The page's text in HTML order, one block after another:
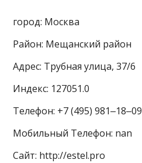
город: Москва
Район: Мещанский район
Адрес: Трубная улица, 37/6
Индекс: 127051.0
Телефон: +7 (495) 981‒18‒09
Мобильный Телефон: nan
Сайт: http://estel.pro